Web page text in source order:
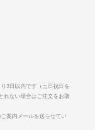
3日以内です（土日祝日を
れない場合はご注文をお取
案内メールを送らせてい